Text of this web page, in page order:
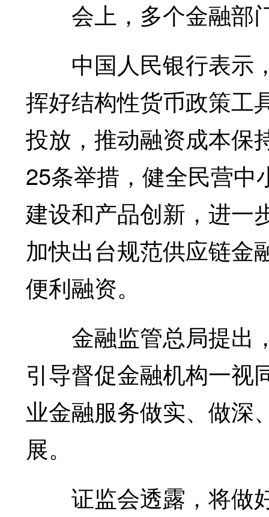
会上，多个金融部
中国人民银行表示
挥好结构性货币政策工
投放，推动融资成本保
25条举措，健全民营中
建设和产品创新，进一
加快出台规范供应链金
便利融资。
金融监管总局提出
引导督促金融机构一视
业金融服务做实、做深
展。
证监会透露，将做